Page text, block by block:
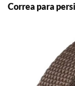
Correa para